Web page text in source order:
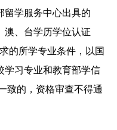
留学服务中心出具的
澳、台学历学位认证
的所学专业条件，以国
学习专业和教育部学信
致的，资格审查不得通